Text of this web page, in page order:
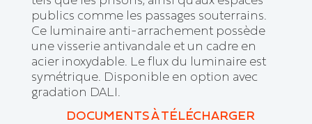
publics comme les passages souterrains.
Ce luminaire anti-arrachement possède
une visserie antivandale et un cadre en
acier inoxydable. Le flux du luminaire est
symétrique. Disponible en option avec
gradation DALI.
DOCUMENTS À TÉLÉCHARGER